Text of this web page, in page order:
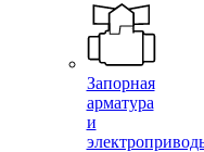
Запорная
арматура
и